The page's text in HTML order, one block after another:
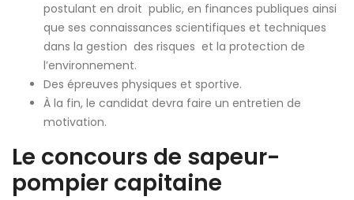
postulant en droit public, en finances publiques ainsi
que ses connaissances scientifiques et techniques
dans la gestion des risques et la protection de
l’environnement.
Des épreuves physiques et sportive.
À la fin, le candidat devra faire un entretien de
motivation.
Le concours de sapeur-
pompier capitaine